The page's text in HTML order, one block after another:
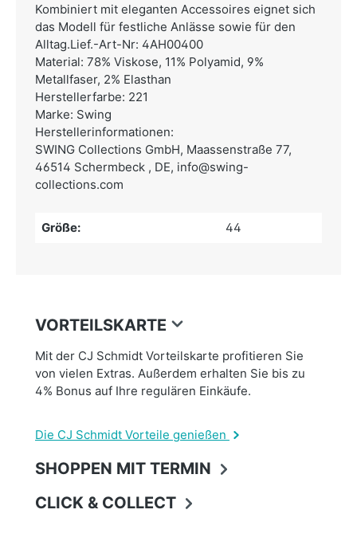
Kombiniert mit eleganten Accessoires eignet sich
das Modell für festliche Anlässe sowie für den
Alltag.Lief.-Art-Nr: 4AH00400
Material: 78% Viskose, 11% Polyamid, 9%
Metallfaser, 2% Elasthan
Herstellerfarbe: 221
Marke: Swing
Herstellerinformationen:
SWING Collections GmbH, Maassenstraße 77,
46514 Schermbeck , DE, info@swing-
collections.com
Größe: 44
VORTEILSKARTE
Mit der CJ Schmidt Vorteilskarte profitieren Sie
von vielen Extras. Außerdem erhalten Sie bis zu
4% Bonus auf Ihre regulären Einkäufe.
Die CJ Schmidt Vorteile genießen
SHOPPEN MIT TERMIN
CLICK & COLLECT